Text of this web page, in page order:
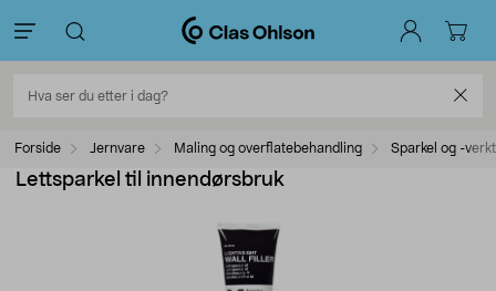
Forside Jernvare Maling og overflatebehandling Sparkel og -
Lettsparkel til innendørsbruk